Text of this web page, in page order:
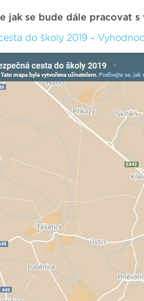
jak se bude dále pracovat
do školy 2019 –